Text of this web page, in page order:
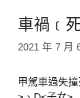
車禍﹝
2021 年 7 月
甲駕車過失